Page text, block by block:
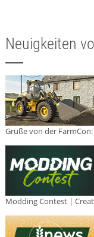
Neuigkeiten
Grüße von der
Modding Contest |